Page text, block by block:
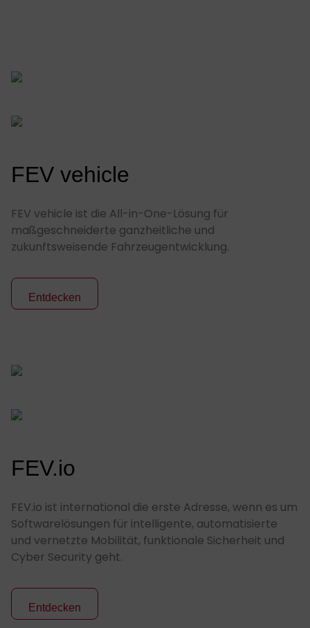
FEV vehicle
FEV vehicle ist die All-in-One-Lösung für
maßgeschneiderte ganzheitliche und
zukunftsweisende Fahrzeugentwicklung.
Entdecken
FEV.io
FEV.io ist international die erste Adresse, wenn es um
Softwarelösungen für intelligente, automatisierte
und vernetzte Mobilität, funktionale Sicherheit und
Cyber Security geht.
Entdecken